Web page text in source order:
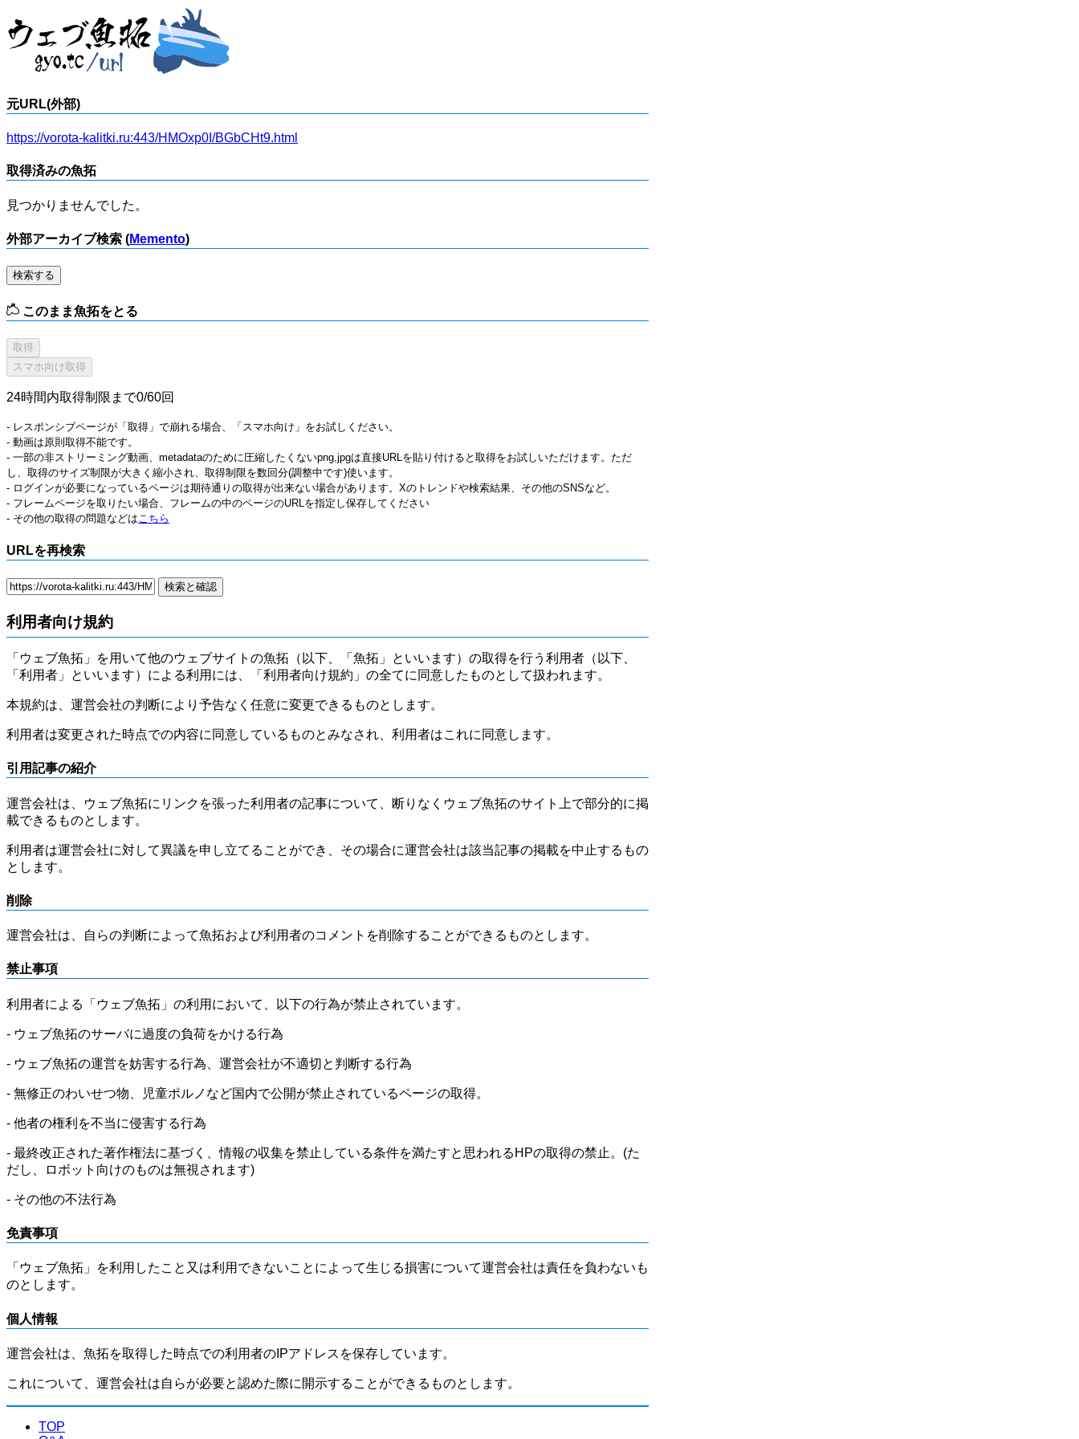
元URL(外部)
https://vorota-kalitki.ru:443/HMOxp0I/BGbCHt9.html
取得済みの魚拓
見つかりませんでした。
外部アーカイブ検索 (Memento)
検索する
このまま魚拓をとる
24時間内取得制限まで0/60回
- レスポンシブページが「取得」で崩れる場合、「スマホ向け」をお試しください。
- 動画は原則取得不能です。
- 一部の非ストリーミング動画、metadataのために圧縮したくないpng,jpgは直接URLを貼り付けると取得をお試しいただけます。ただ
し、取得のサイズ制限が大きく縮小され、取得制限を数回分(調整中です)使います。
- ログインが必要になっているページは期待通りの取得が出来ない場合があります。Xのトレンドや検索結果、その他のSNSなど。
- フレームページを取りたい場合、フレームの中のページのURLを指定し保存してください
- その他の取得の問題などは こちら
URLを再検索
利用者向け規約
「ウェブ魚拓」を用いて他のウェブサイトの魚拓（以下、「魚拓」といいます）の取得を行う利用者（以下、
「利用者」といいます）による利用には、「利用者向け規約」の全てに同意したものとして扱われます。
本規約は、運営会社の判断により予告なく任意に変更できるものとします。
利用者は変更された時点での内容に同意しているものとみなされ、利用者はこれに同意します。
引用記事の紹介
運営会社は、ウェブ魚拓にリンクを張った利用者の記事について、断りなくウェブ魚拓のサイト上で部分的に掲
載できるものとします。
利用者は運営会社に対して異議を申し立てることができ、その場合に運営会社は該当記事の掲載を中止するもの
とします。
削除
運営会社は、自らの判断によって魚拓および利用者のコメントを削除することができるものとします。
禁止事項
利用者による「ウェブ魚拓」の利用において、以下の行為が禁止されています。
- ウェブ魚拓のサーバに過度の負荷をかける行為
- ウェブ魚拓の運営を妨害する行為、運営会社が不適切と判断する行為
- 無修正のわいせつ物、児童ポルノなど国内で公開が禁止されているページの取得。
- 他者の権利を不当に侵害する行為
- 最終改正された著作権法に基づく、情報の収集を禁止している条件を満たすと思われるHPの取得の禁止。(た
だし、ロボット向けのものは無視されます)
- その他の不法行為
免責事項
「ウェブ魚拓」を利用したこと又は利用できないことによって生じる損害について運営会社は責任を負わないも
のとします。
個人情報
運営会社は、魚拓を取得した時点での利用者のIPアドレスを保存しています。
これについて、運営会社は自らが必要と認めた際に開示することができるものとします。
TOP